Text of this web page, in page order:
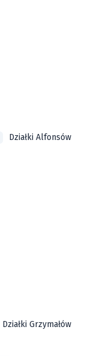
Działki Alfonsów
Działki Grzymałów